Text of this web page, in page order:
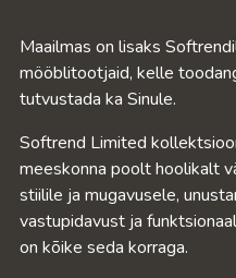
Maailmas on lisaks
mööblitootjaid, kelle
tutvustada ka Sinule.
Softrend Limited
meeskonna poolt hoolikalt
stiilile ja mugavusele,
vastupidavust ja
on kõike seda korraga.